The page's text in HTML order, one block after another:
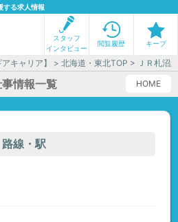
する求人情報
スタッフ
インタビュー
閲覧履歴 キープ
キャリア】 >北海道・東北TOP > ＪＲ札沼
HOME
情報一覧
路線・駅